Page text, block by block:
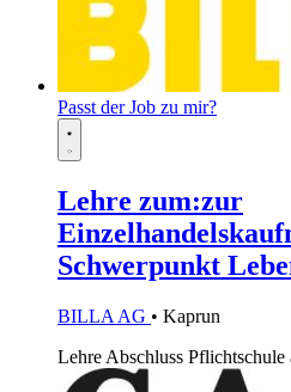
Passt der Job zu mir?
Lehre zum:zur
Schwerpunkt
BILLA AG • Kaprun
Lehre Abschluss Pflichtschule